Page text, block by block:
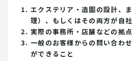
エクステリア・造園の設計、
理）、もしくはその両方が自
実際の事務所・店舗などの拠
一般のお客様からの問い合わ
ができること